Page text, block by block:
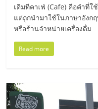
ไชส์
พร้อม
ทำเล
สำหรับ
เปิด
ฟรี,
บริการ
เดิมทีคาเฟ่ (Cafe) คือคำที่ใ
แต่ถูกนำมาใช้ในภาษาอังก
หรือร้านจำหน่ายเครื่องดื่ม
Read more